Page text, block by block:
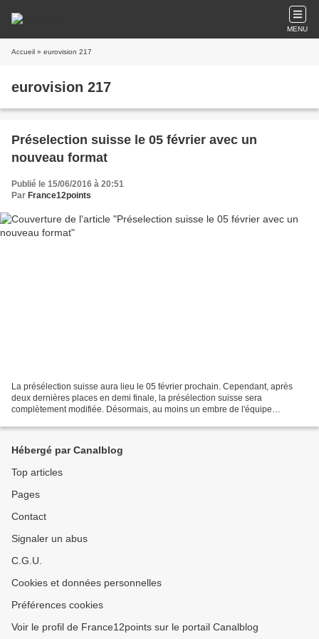
MENU
Accueil » eurovision 217
eurovision 217
Préselection suisse le 05 février avec un
nouveau format
Publié le 15/06/2016 à 20:51
Par France12points
La présélection suisse aura lieu le 05 février prochain. Cependant, après
deux dernières places en demi finale, la présélection suisse sera
complètement modifiée. Désormais, au moins un embre de l'équipe
Hébergé par Canalblog
Top articles
Pages
Contact
Signaler un abus
C.G.U.
Cookies et données personnelles
Préférences cookies
Voir le profil de France12points sur le portail Canalblog